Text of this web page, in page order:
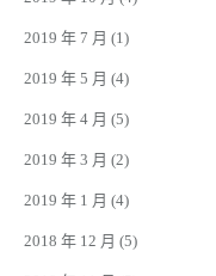
2019 年 7 月 (1)
2019 年 5 月 (4)
2019 年 4 月 (5)
2019 年 3 月 (2)
2019 年 1 月 (4)
2018 年 12 月 (5)